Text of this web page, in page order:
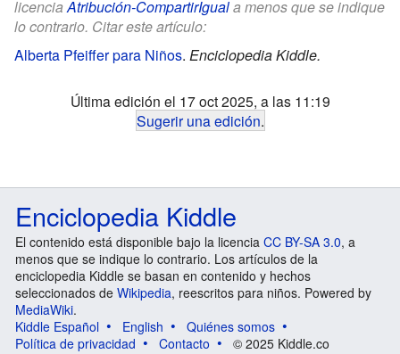
licenciaAtribución-CompartirIguala menos que se indique
lo contrario. Citar este artículo:
Alberta Pfeiffer para Niños. Enciclopedia Kiddle.
Última edición el 17 oct 2025, a las 11:19
Sugerir una edición.
Enciclopedia Kiddle
El contenido está disponible bajo la licencia CC BY-SA 3.0, a
menos que se indique lo contrario. Los artículos de la
enciclopedia Kiddle se basan en contenido y hechos
seleccionados de Wikipedia, reescritos para niños. Powered by
MediaWiki.
Kiddle Español
English
Quiénes somos
Política de privacidad
Contacto © 2025 Kiddle.co